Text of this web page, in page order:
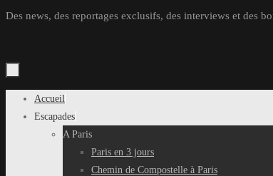
Des news, des reportages exclusifs, des interviews et des
Passer
Accueil
Escapades
A Paris
Paris en 3 jours
Chemin de Compostelle à Paris